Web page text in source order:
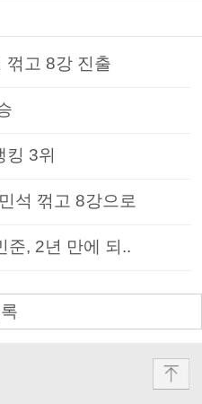
꺾고 8강 진출
킹 3위
석 꺾고 8강으로
준, 2년 만에 되..